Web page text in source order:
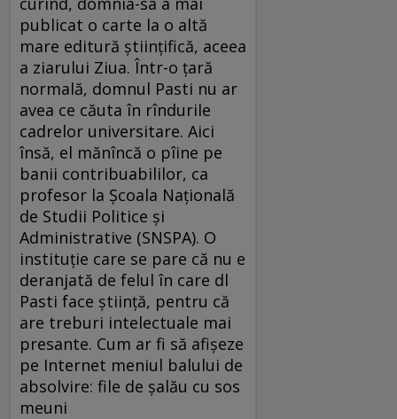
publicat o carte la o altă
mare editură ştiinţifică, aceea
a ziarului Ziua. Într-o ţară
normală, domnul Pasti nu ar
avea ce căuta în rîndurile
cadrelor universitare. Aici
însă, el mănîncă o pîine pe
banii contribuabililor, ca
profesor la Şcoala Naţională
de Studii Politice şi
Administrative (SNSPA). O
instituţie care se pare că nu e
deranjată de felul în care dl
Pasti face ştiinţă, pentru că
are treburi intelectuale mai
presante. Cum ar fi să afişeze
pe Internet meniul balului de
absolvire: file de şalău cu sos
meuni